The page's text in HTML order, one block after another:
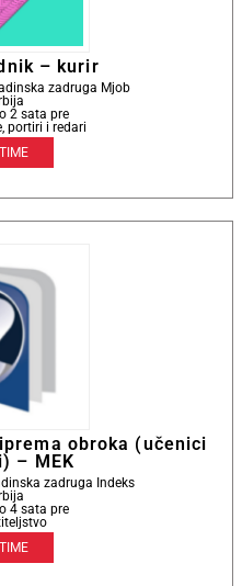
– kurir
zadruga Mjob
2 sata pre
portiri i redari
obroka (učenici
– MEK
zadruga Indeks
4 sata pre